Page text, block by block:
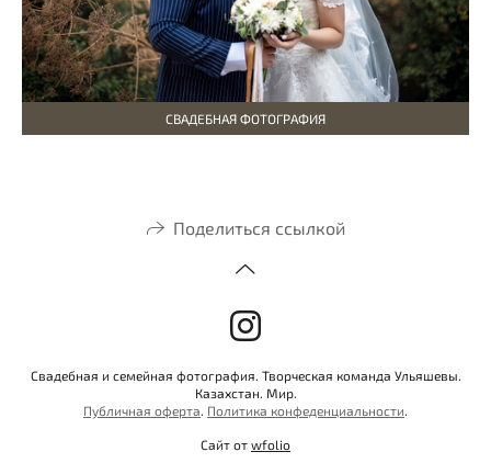
СВАДЕБНАЯ ФОТОГРАФИЯ
Поделиться ссылкой
Свадебная и семейная фотография. Творческая команда Ульяшевы.
Казахстан. Мир.
Публичная оферта. Политика конфеденциальности.
Сайт от wfolio